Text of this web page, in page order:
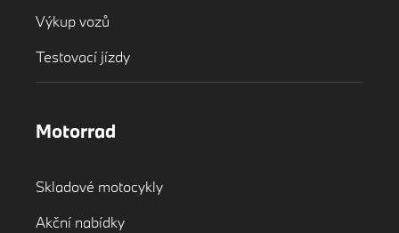
Výkup vozů
Testovací jízdy
Motorrad
Skladové motocykly
Akční nabídky